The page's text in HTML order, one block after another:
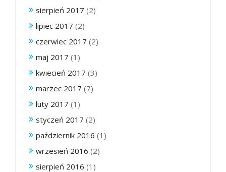
sierpień 2017 (2)
lipiec 2017 (2)
czerwiec 2017 (2)
maj 2017 (1)
kwiecień 2017 (3)
marzec 2017 (7)
luty 2017 (1)
styczeń 2017 (2)
październik 2016 (1)
wrzesień 2016 (2)
sierpień 2016 (1)